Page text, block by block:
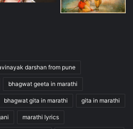
darshan from pune
bhagwat geeta in marathi
bhagwat gita in marathi gita in marathi
marathi lyrics